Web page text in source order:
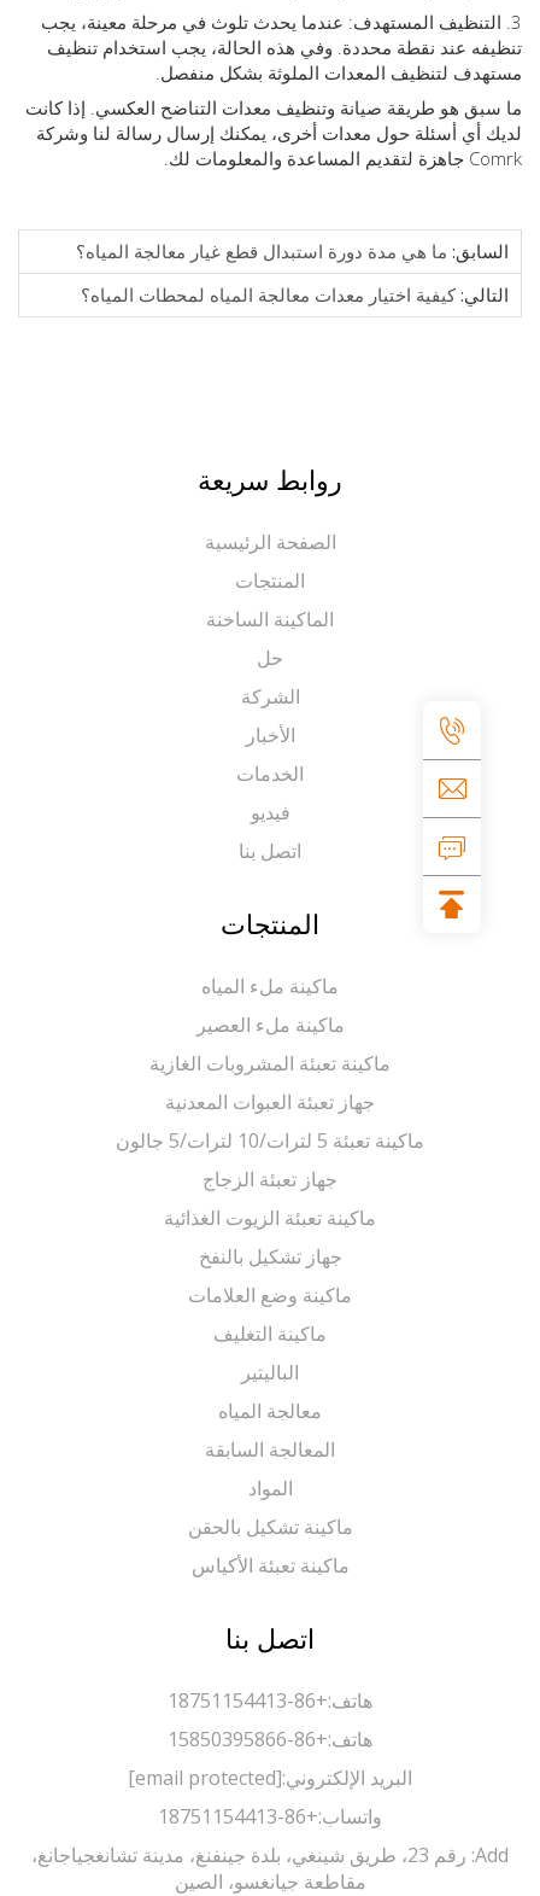
المستهدف: عندما يحدث تلوث في مرحلة معينة، يجب
عند نقطة محددة. وفي هذه الحالة، يجب استخدام تنظيف
لتنظيف المعدات الملوثة بشكل منفصل.
هو طريقة صيانة وتنظيف معدات التناضح العكسي. إذا كانت
أي أسئلة حول معدات أخرى، يمكنك إرسال رسالة لنا وشركة
ما هي مدة دورة استبدال قطع غيار معالجة المياه؟
كيفية اختيار معدات معالجة المياه لمحطات المياه؟
روابط سريعة
الصفحة الرئيسية
المنتجات
الماكينة الساخنة
الشركة
الخدمات
اتصل بنا
المنتجات
ماكينة ملء المياه
ماكينة ملء العصير
ماكينة تعبئة المشروبات الغازية
جهاز تعبئة العبوات المعدنية
ماكينة تعبئة 5 لترات/10 لترات/5 جالون
جهاز تعبئة الزجاج
ماكينة تعبئة الزيوت الغذائية
جهاز تشكيل بالنفخ
ماكينة وضع العلامات
ماكينة التغليف
الباليتير
معالجة المياه
المعالجة السابقة
ماكينة تشكيل بالحقن
ماكينة تعبئة الأكياس
اتصل بنا
+86-18751154413
+86-15850395866
البريد الإلكتروني:[email protected]
واتساب:+86-18751154413
Add: رقم 23، طريق شينغي، بلدة جينفنغ، مدينة تشانغجياجانغ،
مقاطعة جيانغسو، الصين